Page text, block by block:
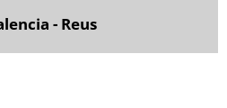
- Reus